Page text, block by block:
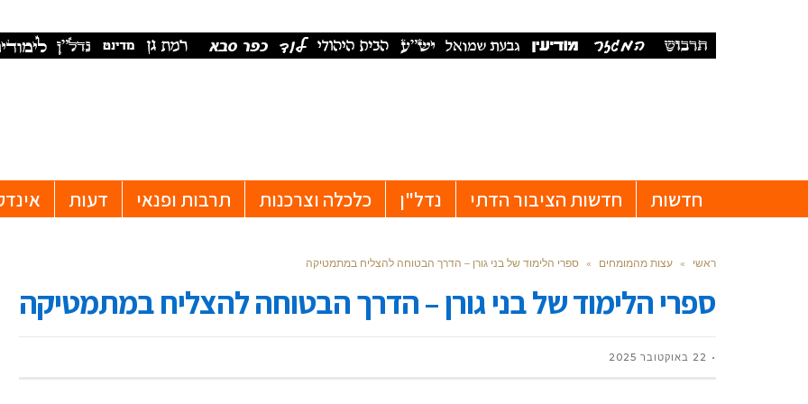
חדשות חדשות הציבור הדתי נדל"ן כלכלה וצרכנות תרבות ופנאי דעות
ראשי » עצות מהמומחים » ספרי הלימוד של בני גורן – הדרך הבטוחה להצליח במתמטיקה
ספרי הלימוד של בני גורן – הדרך הבטוחה להצליח במתמטיקה
22 באוקטובר 2025